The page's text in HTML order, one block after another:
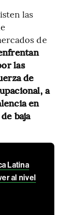
las
de
las
de
a
en
baja
Latina
al nivel